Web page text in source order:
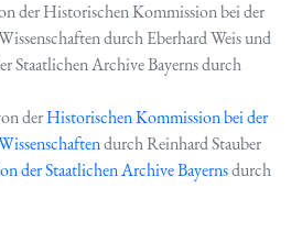
der Historischen Kommission bei der
durch Eberhard Weis und
Staatlichen Archive Bayerns durch
derHistorischen Kommission bei der
durch Reinhard Stauber
der Staatlichen Archive Bayernsdurch